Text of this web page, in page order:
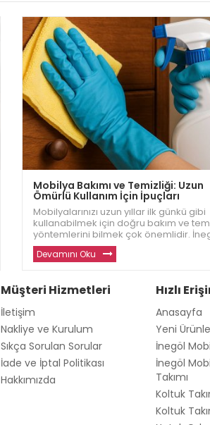
Mobilya Bakımı ve Temizliği: Uzun
Ömürlü Kullanım İçin İpuçları
Mobilyalarınızı uzun yıllar ilk günkü gibi
kullanabilmek için doğru bakım ve
yöntemlerini bilmek çok önemlidir.
Dizayn, mobilyalarınızı korumanız için en
etkili ipuçlarını sizlerle paylaşıyor. Daha
Devamını Oku
Müşteri Hizmetleri
İletişim
Nakliye ve Kurulum
Sıkça Sorulan Sorular
İade ve İptal Politikası
Hakkımızda
Hızlı
Anasayfa
Yeni
İnegöl
İnegöl
Takımı
Koltuk
Koltuk